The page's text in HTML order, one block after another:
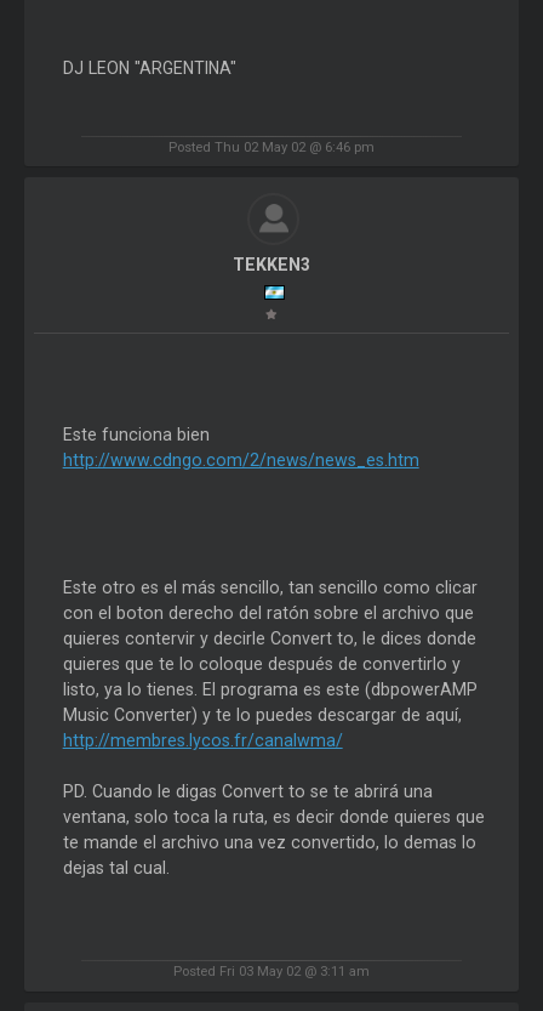
DJ LEON "ARGENTINA"
Posted Thu 02 May 02 @ 6:46 pm
TEKKEN3
Este funciona bien
http://www.cdngo.com/2/news/news_es.htm
Este otro es el más sencillo, tan sencillo como clicar
con el boton derecho del ratón sobre el archivo que
quieres contervir y decirle Convert to, le dices donde
quieres que te lo coloque después de convertirlo y
listo, ya lo tienes. El programa es este (dbpowerAMP
Music Converter) y te lo puedes descargar de aquí,
http://membres.lycos.fr/canalwma/
PD. Cuando le digas Convert to se te abrirá una
ventana, solo toca la ruta, es decir donde quieres que
te mande el archivo una vez convertido, lo demas lo
dejas tal cual.
Posted Fri 03 May 02 @ 3:11 am